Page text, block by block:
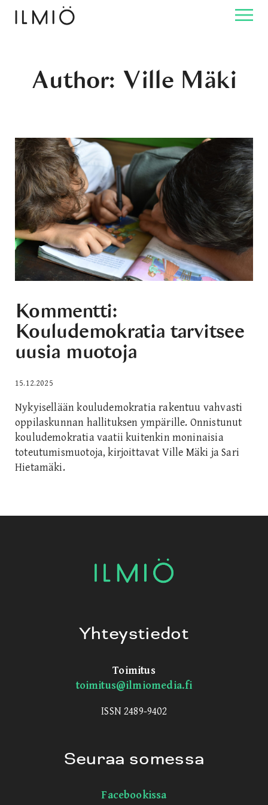
Author: Ville Mäki
Kommentti:
Kouludemokratia tarvitsee
uusia muotoja
15.12.2025
Nykyisellään kouludemokratia rakentuu vahvasti
oppilaskunnan hallituksen ympärille. Onnistunut
kouludemokratia vaatii kuitenkin moninaisia
toteutumismuotoja, kirjoittavat Ville Mäki ja Sari
Hietamäki.
Yhteystiedot
Toimitus
toimitus@ilmiomedia.fi
ISSN 2489-9402
Seuraa somessa
Facebookissa